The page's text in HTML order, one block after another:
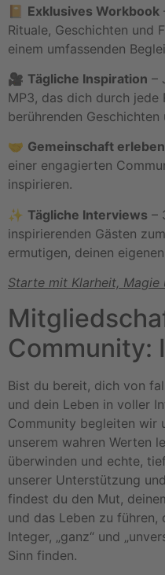
📔 Exklusives Workbook
Rituale, Geschichten und
einem umfassenden
🎥 Tägliche Inspiration –
MP3, das dich durch jede
berührenden
🤝 Gemeinschaft erleben
einer engagierten
inspirieren.
✨ Tägliche Interviews –
inspirierenden Gästen
ermutigen, deinen
Starte mit Klarheit,
Community:
Bist du bereit, dich von
und dein Leben in voller
Community begleiten wir
unserem wahren Werten
überwinden und echte,
unserer Unterstützung
findest du den Mut,
und das Leben zu
Integer, „ganz“ und
Sinn finden.